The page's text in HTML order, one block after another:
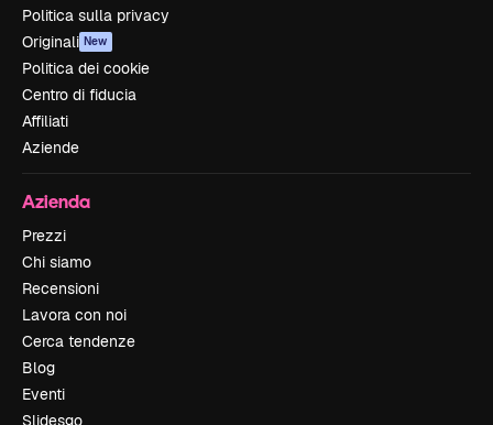
Politica sulla privacy
Originali New
Politica dei cookie
Centro di fiducia
Affiliati
Aziende
Azienda
Prezzi
Chi siamo
Recensioni
Lavora con noi
Cerca tendenze
Blog
Eventi
Slidesgo